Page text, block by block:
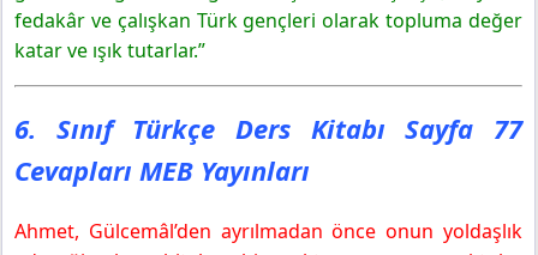
fedakâr ve çalışkan Türk gençleri olarak topluma değer
katar ve ışık tutarlar.”
6. Sınıf Türkçe Ders Kitabı Sayfa 77
Cevapları MEB Yayınları
Ahmet, Gülcemâl’den ayrılmadan önce onun yoldaşlık